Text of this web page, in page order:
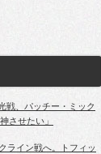
戦、パッチー・ミック
させたい」
ライン戦へ。トフィッ